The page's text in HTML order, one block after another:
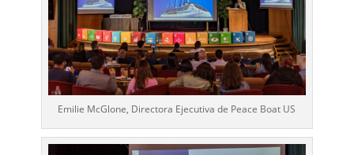
Emilie McGlone, Directora Ejecutiva de Peace Boat US